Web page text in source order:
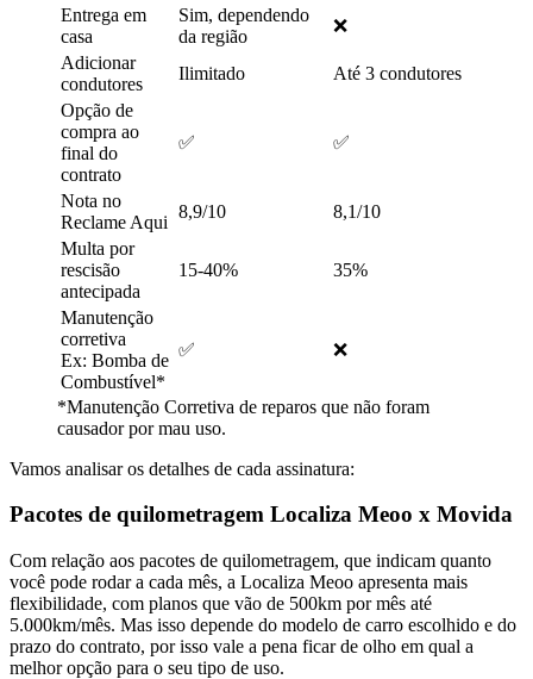
Entrega em
casa
Sim, dependendo
da região
❌
Adicionar
condutores
Ilimitado
Até 3 condutores
Opção de
compra ao
final do
contrato
✅ ✅
Nota no
Reclame Aqui
8,9/10
8,1/10
Multa por
rescisão
antecipada
15-40% 35%
Manutenção
corretiva
Ex: Bomba de
Combustível*
✅ ❌
*Manutenção Corretiva de reparos que não foram
causador por mau uso.
Vamos analisar os detalhes de cada assinatura:
Pacotes de quilometragem Localiza Meoo x Movida
Com relação aos pacotes de quilometragem, que indicam quanto
você pode rodar a cada mês, a Localiza Meoo apresenta mais
flexibilidade, com planos que vão de 500km por mês até
5.000km/mês. Mas isso depende do modelo de carro escolhido e do
prazo do contrato, por isso vale a pena ficar de olho em qual a
melhor opção para o seu tipo de uso.